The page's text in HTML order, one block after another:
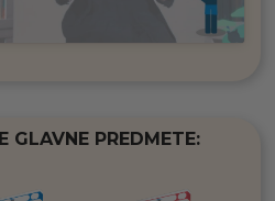
GLAVNE PREDMETE: